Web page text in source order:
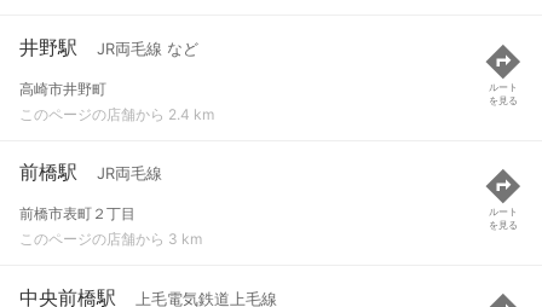
井野駅 JR両毛線 など
高崎市井野町
このページの店舗から 2.4 km
ルート
を見る
前橋駅 JR両毛線
前橋市表町２丁目
このページの店舗から 3 km
ルート
を見る
中央前橋駅 上毛電気鉄道上毛線